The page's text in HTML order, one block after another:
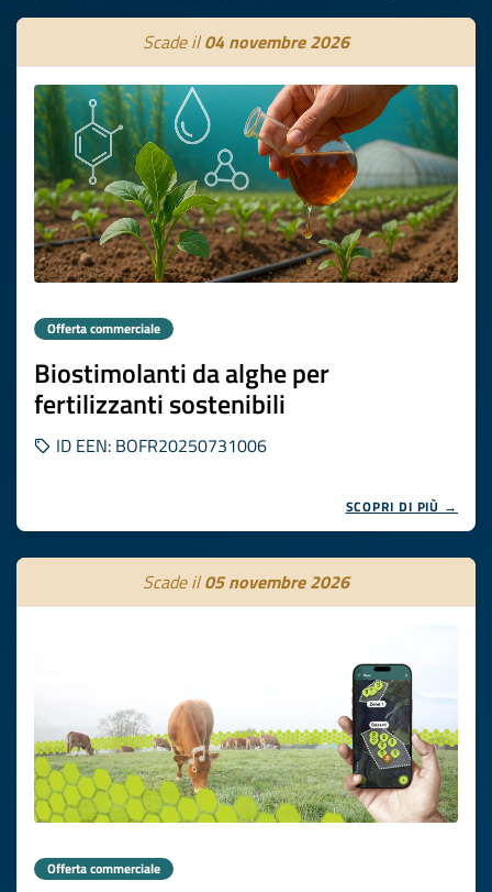
Scade il04 novembre 2026
Offerta commerciale
Biostimolanti da alghe per
fertilizzanti sostenibili
ID EEN: BOFR20250731006
SCOPRI DI PIÙ →
Scade il05 novembre 2026
Offerta commerciale